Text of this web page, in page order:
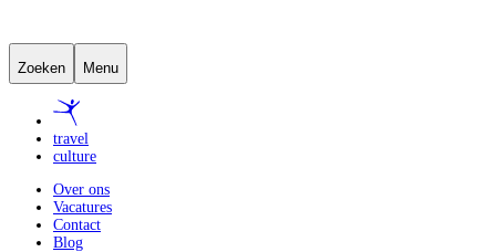
Zoeken Menu
travel
culture
Over ons
Vacatures
Contact
Blog